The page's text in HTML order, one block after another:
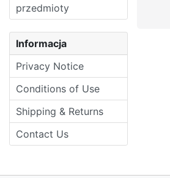
przedmioty
Informacja
Privacy Notice
Conditions of Use
Shipping & Returns
Contact Us